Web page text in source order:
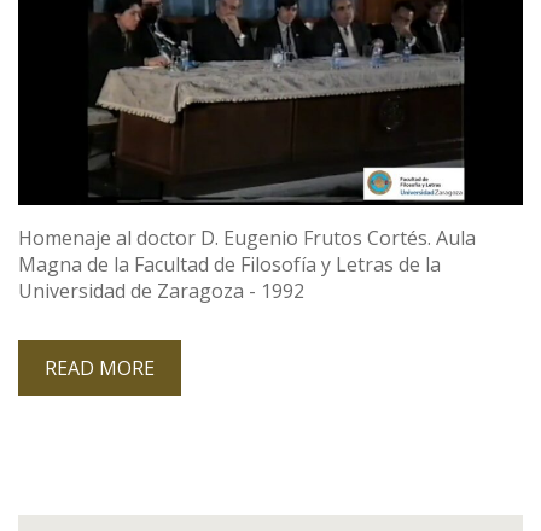
Homenaje al doctor D. Eugenio Frutos Cortés. Aula
Magna de la Facultad de Filosofía y Letras de la
Universidad de Zaragoza - 1992
READ MORE